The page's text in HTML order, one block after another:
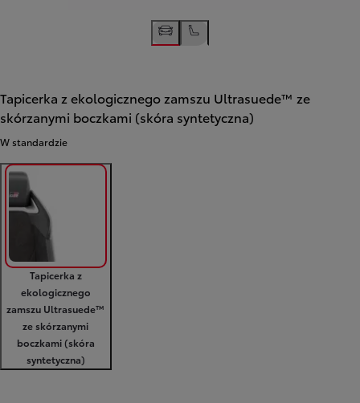
Tapicerka z ekologicznego zamszu Ultrasuede™ ze
skórzanymi boczkami (skóra syntetyczna)
W standardzie
Tapicerka z
ekologicznego
zamszu Ultrasuede™
ze skórzanymi
boczkami (skóra
syntetyczna)